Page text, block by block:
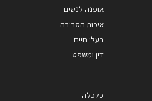
אופנה לנשים
איכות הסביבה
בעלי חיים
דין ומשפט
כלכלה